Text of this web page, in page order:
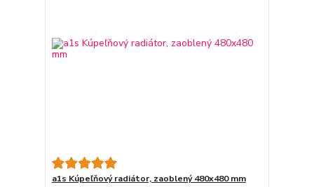
a1s Kúpeľňový radiátor, zaoblený 480x480 mm